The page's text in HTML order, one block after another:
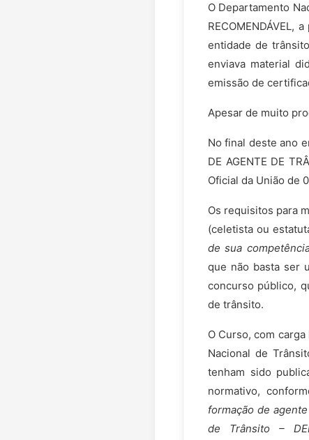
O Departamento
entidade de
enviava material
emissão de
Apesar de muito
No final deste ano
DE AGENTE DE
Oficial da União de
Os requisitos para
(celetista ou
de sua
que não basta ser
concurso público,
de trânsito.
O Curso, com
Nacional de
tenham sido
normativo,
formação de
de Trânsito –